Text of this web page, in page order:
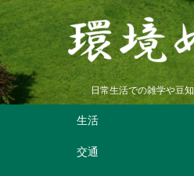
日常生活での雑学や豆
生活
交通